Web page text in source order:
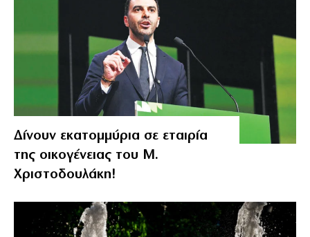
Δίνουν εκατομμύρια σε εταιρία
της οικογένειας του Μ.
Χριστοδουλάκη!